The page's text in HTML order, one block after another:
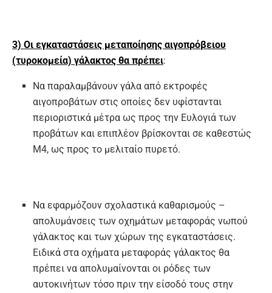
3) Οι εγκαταστάσεις μεταποίησης αιγοπρόβειου
(τυροκομεία) γάλακτος θα πρέπει:
Να παραλαμβάνουν γάλα από εκτροφές
αιγοπροβάτων στις οποίες δεν υφίστανται
περιοριστικά μέτρα ως προς την Ευλογιά των
προβάτων και επιπλέον βρίσκονται σε καθεστώς
Μ4, ως προς το μελιταίο πυρετό.
Να εφαρμόζουν σχολαστικά καθαρισμούς –
απολυμάνσεις των οχημάτων μεταφοράς νωπού
γάλακτος και των χώρων της εγκαταστάσεις.
Ειδικά στα οχήματα μεταφοράς γάλακτος θα
πρέπει να απολυμαίνονται οι ρόδες των
αυτοκινήτων τόσο πριν την είσοδό τους στην